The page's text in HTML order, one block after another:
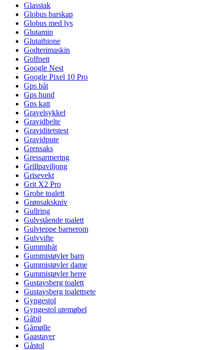
Glasstak
Globus barskap
Globus med lys
Glutamin
Glutathione
Godterimaskin
Golfnett
Google Nest
Google Pixel 10 Pro
Gps båt
Gps hund
Gps katt
Gravelsykkel
Gravidbelte
Graviditetstest
Gravidpute
Grensaks
Gressarmering
Grillpaviljong
Grisevekt
Grit X2 Pro
Grohe toalett
Grønsakskniv
Gullring
Gulvstående toalett
Gulvteppe barnerom
Gulvvifte
Gummibåt
Gummistøvler barn
Gummistøvler dame
Gummistøvler herre
Gustavsberg toalett
Gustavsberg toalettsete
Gyngestol
Gyngestol utemøbel
Gåbil
Gåmølle
Gaastaver
Gåstol